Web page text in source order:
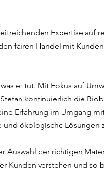
Expertise auf
fairen Handel mit
er tut. Mit Fokus auf
kontinuierlich die
Erfahrung im Umgang
und ökologische Lösungen
Auswahl der richtigen
Kunden verstehen und so